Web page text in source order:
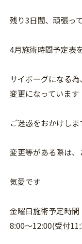
残り3日間、頑張っ
4月施術時間予定表
サイボーグになる
変更になっています
ご迷惑をおかけし
変更等がある際は
気愛です
金曜日施術予定時間
8:00〜12:00(受付